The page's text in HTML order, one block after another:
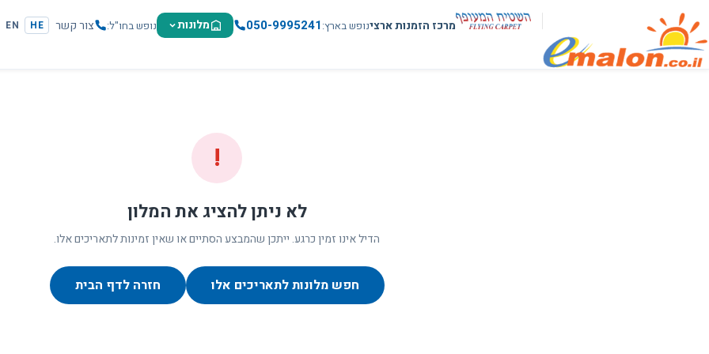
מרכז הזמנות ארצינופש בארץ 050-9995241 מלונות נופש בחו"ל צור קשר HE
EN
!
לא ניתן להציג את המלון
הדיל אינו זמין כרגע. ייתכן שהמבצע הסתיים או שאין זמינות לתאריכים אלו.
חפש מלונות לתאריכים אלו חזרה לדף הבית